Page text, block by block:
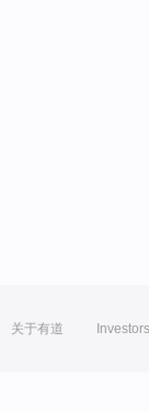
关于有道 Investors